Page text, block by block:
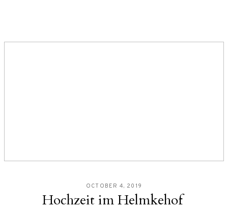
OCTOBER 4, 2019
Hochzeit im Helmkehof